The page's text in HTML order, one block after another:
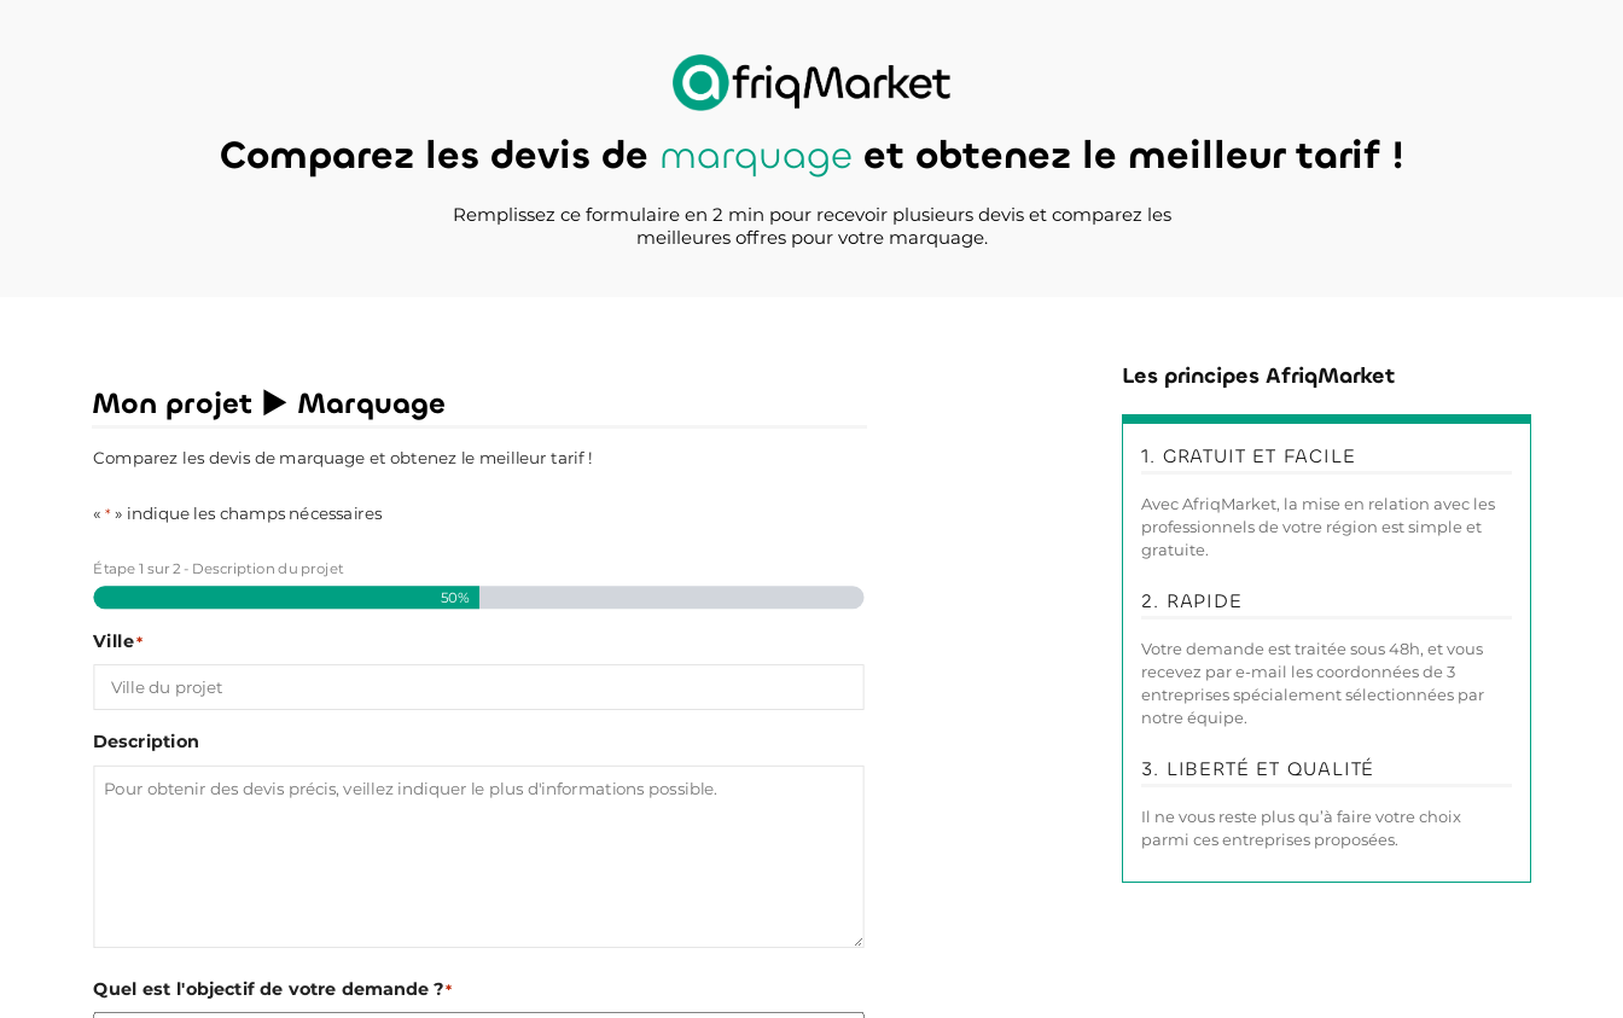
Comparez les devis de marquage et obtenez le meilleur tarif !
Remplissez ce formulaire en 2 min pour recevoir plusieurs devis et comparez les
meilleures offres pour votre marquage.
Mon projet ► Marquage
Comparez les devis de marquage et obtenez le meilleur tarif !
«* » indique les champs nécessaires
Étape1 sur2 - Description du projet
50%
Ville*
Description
Quel est l'objectif de votre demande ?*
Les principes AfriqMarket
1. GRATUIT ET FACILE
Avec AfriqMarket, la mise en relation avec les
professionnels de votre région est simple et
gratuite.
2. RAPIDE
Votre demande est traitée sous 48h, et vous
recevez par e-mail les coordonnées de 3
entreprises spécialement sélectionnées par
notre équipe.
3. LIBERTÉ ET QUALITÉ
Il ne vous reste plus qu’à faire votre choix
parmi ces entreprises proposées.